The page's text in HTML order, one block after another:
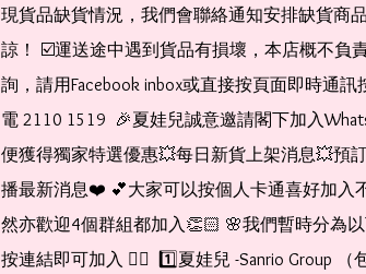
現貨品缺貨情況，我們會聯絡通知安排缺貨商
諒！ ☑️運送途中遇到貨品有損壞，本店概不負
詢，請用Facebook inbox或直接按頁面即時通訊
電 2110 1519  🎉夏娃兒誠意邀請閣下加入
便獲得獨家特選優惠💥每日新貨上架消息💥預
播最新消息❤️ 💕大家可以按個人卡通喜好加入
然亦歡迎4個群組都加入👏🏻 🌸我們暫時分為以
按連結即可加入 👇🏻  1️⃣夏娃兒 -Sanrio Group （